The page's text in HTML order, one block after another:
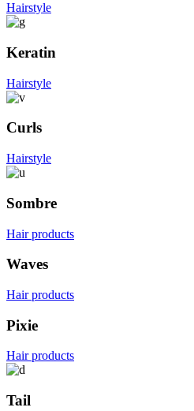
Hairstyle
Keratin
Hairstyle
Curls
Hairstyle
Sombre
Hair products
Waves
Hair products
Pixie
Hair products
Tail